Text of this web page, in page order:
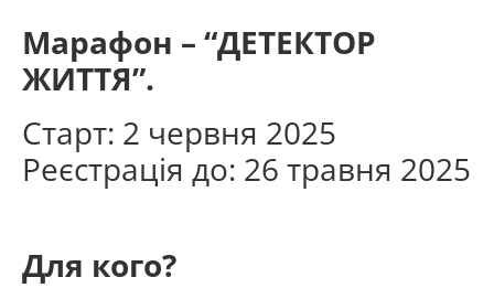
Марафон – “ДЕТЕКТОР
ЖИТТЯ”.
Старт: 2 червня 2025
Реєстрація до: 26 травня 2025
Для кого?